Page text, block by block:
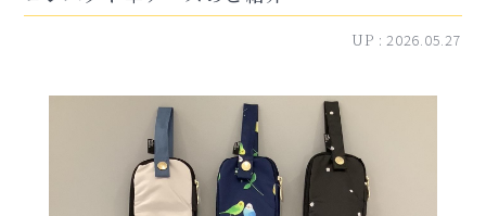
UP :2026.05.27